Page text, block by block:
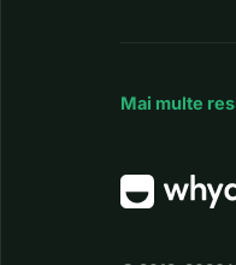
Mai multe